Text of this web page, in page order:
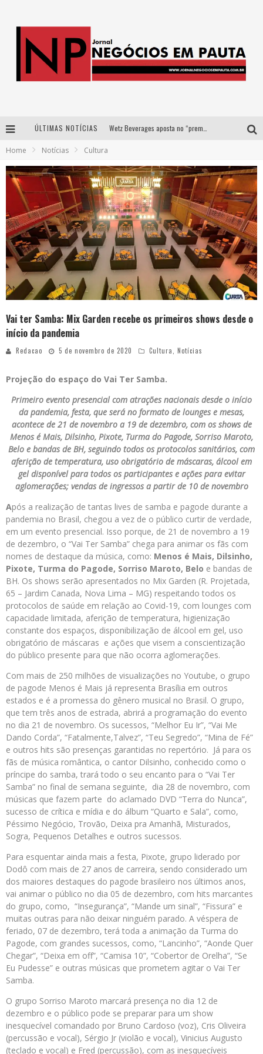
ÚLTIMAS NOTÍCIAS
Como a Cortex seduziu Google, AWS e McDonald’s com IA para o go-to-market
Democratização do malte: Proibida utiliza estratégia de custo-benefício para o lazer do brasileiro
Home Notícias Cultura
Vai ter Samba: Mix Garden recebe os primeiros shows desde o
início da pandemia
Redacao 5 de novembro de 2020 Cultura, Notícias
Projeção do espaço do Vai Ter Samba.
Primeiro evento presencial com atrações nacionais desde o início
da pandemia, festa, que será no formato de lounges e mesas,
acontece de 21 de novembro a 19 de dezembro, com os shows de
Menos é Mais, Dilsinho, Pixote, Turma do Pagode, Sorriso Maroto,
Belo e bandas de BH, seguindo todos os protocolos sanitários, com
aferição de temperatura, uso obrigatório de máscaras, álcool em
gel disponível para todos os participantes e ações para evitar
aglomerações; vendas de ingressos a partir de 10 de novembro
Após a realização de tantas lives de samba e pagode durante a
pandemia no Brasil, chegou a vez de o público curtir de verdade,
em um evento presencial. Isso porque, de 21 de novembro a 19
de dezembro, o “Vai Ter Samba” chega para animar os fãs com
nomes de destaque da música, como: Menos é Mais, Dilsinho,
Pixote, Turma do Pagode, Sorriso Maroto, Belo e bandas de
BH. Os shows serão apresentados no Mix Garden (R. Projetada,
65 – Jardim Canada, Nova Lima – MG) respeitando todos os
protocolos de saúde em relação ao Covid-19, com lounges com
capacidade limitada, aferição de temperatura, higienização
constante dos espaços, disponibilização de álcool em gel, uso
obrigatório de máscaras e ações que visem a conscientização
do público presente para que não ocorra aglomerações.
Com mais de 250 milhões de visualizações no Youtube, o grupo
de pagode Menos é Mais já representa Brasília em outros
estados e é a promessa do gênero musical no Brasil. O grupo,
que tem três anos de estrada, abrirá a programação do evento
no dia 21 de novembro. Os sucessos, “Melhor Eu Ir”, “Vai Me
Dando Corda”, “Fatalmente,Talvez”, “Teu Segredo”, “Mina de Fé”
e outros hits são presenças garantidas no repertório. Já para os
fãs de música romântica, o cantor Dilsinho, conhecido como o
príncipe do samba, trará todo o seu encanto para o “Vai Ter
Samba” no final de semana seguinte, dia 28 de novembro, com
músicas que fazem parte do aclamado DVD “Terra do Nunca”,
sucesso de crítica e mídia e do álbum “Quarto e Sala”, como,
Péssimo Negócio, Trovão, Deixa pra Amanhã, Misturados,
Sogra, Pequenos Detalhes e outros sucessos.
Para esquentar ainda mais a festa, Pixote, grupo liderado por
Dodô com mais de 27 anos de carreira, sendo considerado um
dos maiores destaques do pagode brasileiro nos últimos anos,
vai animar o público no dia 05 de dezembro, com hits marcantes
do grupo, como, “Insegurança”, “Mande um sinal”, “Fissura” e
muitas outras para não deixar ninguém parado. A véspera de
feriado, 07 de dezembro, terá toda a animação da Turma do
Pagode, com grandes sucessos, como, “Lancinho”, “Aonde Quer
Chegar”, “Deixa em off”, “Camisa 10”, “Cobertor de Orelha”, “Se
Eu Pudesse” e outras músicas que prometem agitar o Vai Ter
Samba.
O grupo Sorriso Maroto marcará presença no dia 12 de
dezembro e o público pode se preparar para um show
inesquecível comandado por Bruno Cardoso (voz), Cris Oliveira
(percussão e vocal), Sérgio Jr (violão e vocal), Vinicius Augusto
(teclado e vocal) e Fred (percussão), com as inesquecíveis